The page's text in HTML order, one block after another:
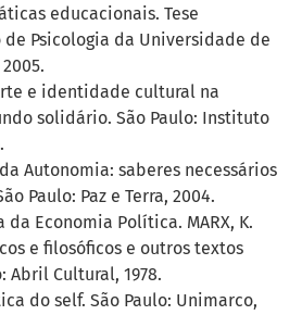
educacionais. Tese
Psicologia da Universidade de
Arte e identidade cultural na
solidário. São Paulo: Instituto
da Autonomia: saberes necessários
Paulo: Paz e Terra, 2004.
da Economia Política. MARX, K.
e filosóficos e outros textos
Abril Cultural, 1978.
do self. São Paulo: Unimarco,